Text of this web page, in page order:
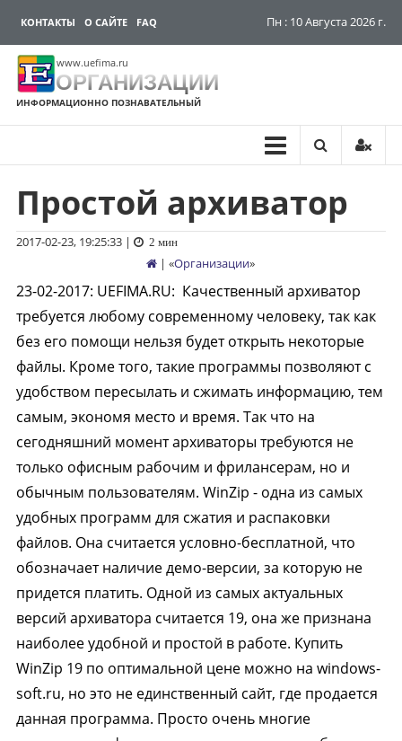
КОНТАКТЫ О САЙТЕ FAQ Пн : 10 Августа 2026 г.
www.uefima.ru
ОРГАНИЗАЦИИ
ИНФОРМАЦИОННО ПОЗНАВАТЕЛЬНЫЙ
Перейти
содержимому
Простой архиватор
2017-02-23, 19:25:33| 2 мин
| «Организации»
23-02-2017: UEFIMA.RU: Качественный архиватор
требуется любому современному человеку, так как
без его помощи нельзя будет открыть некоторые
файлы. Кроме того, такие программы позволяют с
удобством пересылать и сжимать информацию, тем
самым, экономя место и время. Так что на
сегодняшний момент архиваторы требуются не
только офисным рабочим и фрилансерам, но и
обычным пользователям. WinZip - одна из самых
удобных программ для сжатия и распаковки
файлов. Она считается условно-бесплатной, что
обозначает наличие демо-версии, за которую не
придется платить. Одной из самых актуальных
версий архиватора считается 19, она же признана
наиболее удобной и простой в работе. Купить
WinZip 19 по оптимальной цене можно на windows-
soft.ru, но это не единственный сайт, где продается
данная программа. Просто очень многие